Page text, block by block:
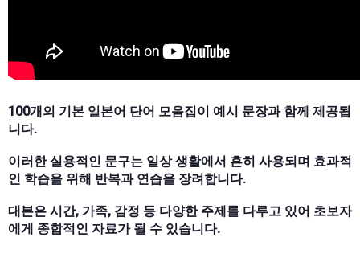
100개의 기본 일본어 단어 모음집이 예시 문장과 함께 제공됩
니다.
이러한 실용적인 문구는 일상 생활에서 흔히 사용되며 효과적
인 학습을 위해 반복과 연습을 장려합니다.
대본은 시간, 가족, 감정 등 다양한 주제를 다루고 있어 초보자
에게 종합적인 자료가 될 수 있습니다.